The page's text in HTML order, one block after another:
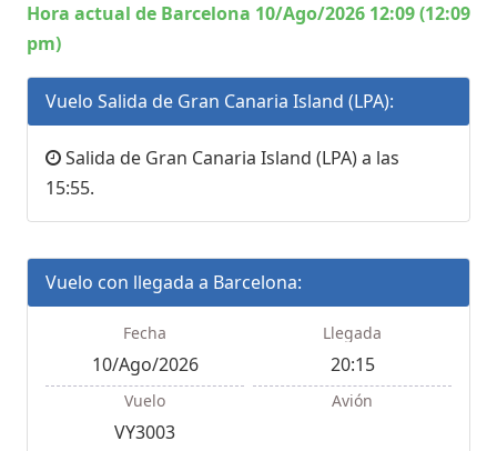
Hora actual de Barcelona 10/Ago/2026 12:09 (12:09
pm)
Vuelo Salida de Gran Canaria Island (LPA):
Salida de Gran Canaria Island (LPA) a las
15:55.
Vuelo con llegada a Barcelona:
Fecha
10/Ago/2026
Llegada
20:15
Vuelo
VY3003
Avión